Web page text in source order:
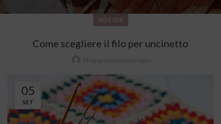
NOTIZIE
Come scegliere il filo per uncinetto
05
SET